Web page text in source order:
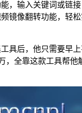
，输入关键词或链
像翻转功能，轻
具后，他只需要早
全靠这款工具帮